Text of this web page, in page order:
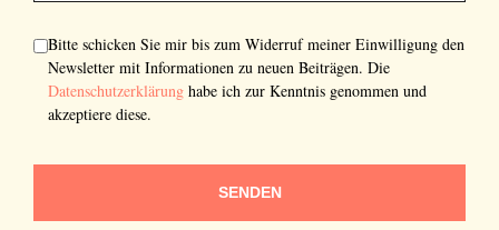
Bitte schicken Sie mir bis zum Widerruf meiner Einwilligung den
Newsletter mit Informationen zu neuen Beiträgen. Die
Datenschutzerklärung habe ich zur Kenntnis genommen und
akzeptiere diese.
SENDEN